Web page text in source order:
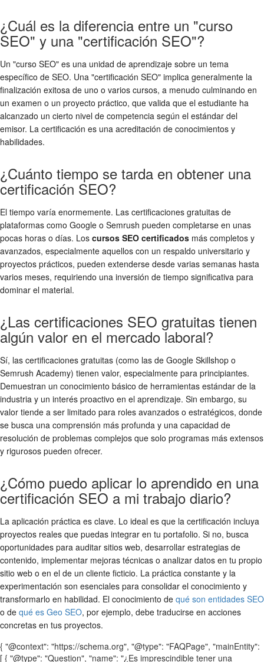
¿Cuál es la diferencia entre un "curso
SEO" y una "certificación SEO"?
Un "curso SEO" es una unidad de aprendizaje sobre un tema
específico de SEO. Una "certificación SEO" implica generalmente la
finalización exitosa de uno o varios cursos, a menudo culminando en
un examen o un proyecto práctico, que valida que el estudiante ha
alcanzado un cierto nivel de competencia según el estándar del
emisor. La certificación es una acreditación de conocimientos y
habilidades.
¿Cuánto tiempo se tarda en obtener una
certificación SEO?
El tiempo varía enormemente. Las certificaciones gratuitas de
plataformas como Google o Semrush pueden completarse en unas
pocas horas o días. Los cursos SEO certificados más completos y
avanzados, especialmente aquellos con un respaldo universitario y
proyectos prácticos, pueden extenderse desde varias semanas hasta
varios meses, requiriendo una inversión de tiempo significativa para
dominar el material.
¿Las certificaciones SEO gratuitas tienen
algún valor en el mercado laboral?
Sí, las certificaciones gratuitas (como las de Google Skillshop o
Semrush Academy) tienen valor, especialmente para principiantes.
Demuestran un conocimiento básico de herramientas estándar de la
industria y un interés proactivo en el aprendizaje. Sin embargo, su
valor tiende a ser limitado para roles avanzados o estratégicos, donde
se busca una comprensión más profunda y una capacidad de
resolución de problemas complejos que solo programas más extensos
y rigurosos pueden ofrecer.
¿Cómo puedo aplicar lo aprendido en una
certificación SEO a mi trabajo diario?
La aplicación práctica es clave. Lo ideal es que la certificación incluya
proyectos reales que puedas integrar en tu portafolio. Si no, busca
oportunidades para auditar sitios web, desarrollar estrategias de
contenido, implementar mejoras técnicas o analizar datos en tu propio
sitio web o en el de un cliente ficticio. La práctica constante y la
experimentación son esenciales para consolidar el conocimiento y
transformarlo en habilidad. El conocimiento de qué son entidades SEO
o de qué es Geo SEO, por ejemplo, debe traducirse en acciones
concretas en tus proyectos.
{ "@context": "https://schema.org", "@type": "FAQPage", "mainEntity":
[ { "@type": "Question", "name": "¿Es imprescindible tener una